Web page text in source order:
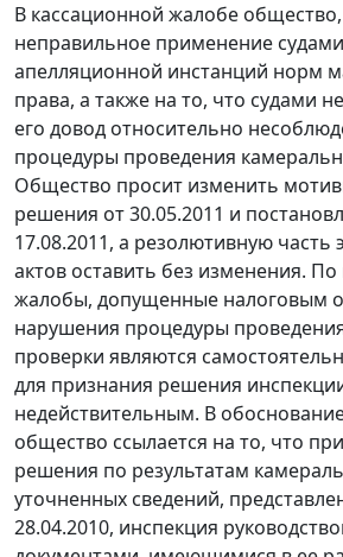
В кассационной жалобе
неправильное применение
апелляционной инстанций норм
права, а также на то, что судами
его довод относительно
процедуры проведения
Общество просит изменить
решения от 30.05.2011 и
17.08.2011, а резолютивную часть
актов оставить без изменения.
жалобы, допущенные налоговым
нарушения процедуры
проверки являются
для признания решения
недействительным. В
общество ссылается на то, что
решения по результатам
уточненных сведений,
28.04.2010, инспекция